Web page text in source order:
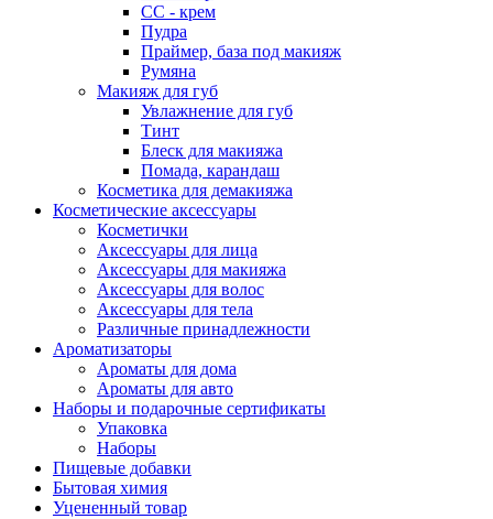
СС - крем
Пудра
Праймер, база под макияж
Румяна
Макияж для губ
Увлажнение для губ
Тинт
Блеск для макияжа
Помада, карандаш
Косметика для демакияжа
Косметические аксессуары
Косметички
Аксессуары для лица
Аксессуары для макияжа
Аксессуары для волос
Аксессуары для тела
Различные принадлежности
Ароматизаторы
Ароматы для дома
Ароматы для авто
Наборы и подарочные сертификаты
Упаковка
Наборы
Пищевые добавки
Бытовая химия
Уцененный товар